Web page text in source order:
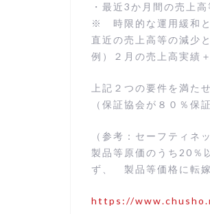
・最近3か月間の売上
※ 時限的な運用緩和と
直近の売上高等の減少
例）２月の売上高実績
上記２つの要件を満た
（保証協会が８０％保
（参考：セーフティネ
製品等原価のうち20％
ず、 製品等価格に転嫁
https://